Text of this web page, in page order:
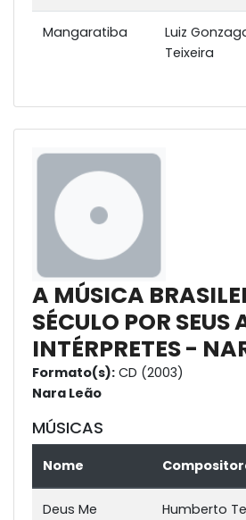
Mangaratiba
Luiz
Teixeira
A MÚSICA
SÉCULO POR SEUS
INTÉRPRETES -
Formato(s): CD (2003)
Nara Leão
MÚSICAS
Nome
Deus Me
Humberto